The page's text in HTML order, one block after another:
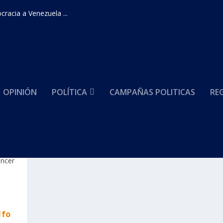
a Venezuela ...
OPINIÓN POLÍTICA CAMPAÑAS POLITICAS